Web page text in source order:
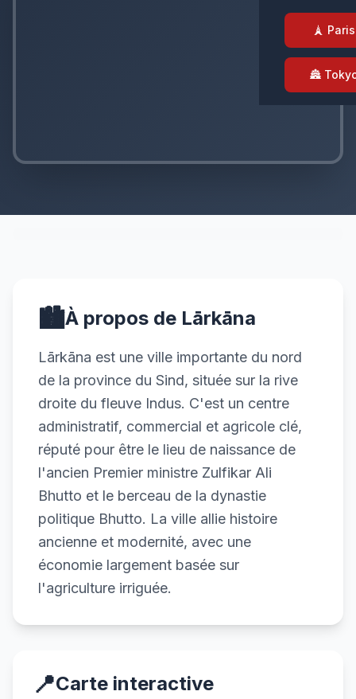
🗼 Paris
🏯
🏙️À propos de Lārkāna
Lārkāna est une ville importante du nord
de la province du Sind, située sur la rive
droite du fleuve Indus. C'est un centre
administratif, commercial et agricole clé,
réputé pour être le lieu de naissance de
l'ancien Premier ministre Zulfikar Ali
Bhutto et le berceau de la dynastie
politique Bhutto. La ville allie histoire
ancienne et modernité, avec une
économie largement basée sur
l'agriculture irriguée.
📍Carte interactive